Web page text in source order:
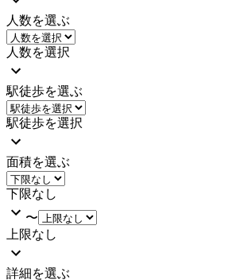
人数を選ぶ
人数を選択
駅徒歩を選ぶ
駅徒歩を選択
面積を選ぶ
下限なし
〜
上限なし
詳細を選ぶ